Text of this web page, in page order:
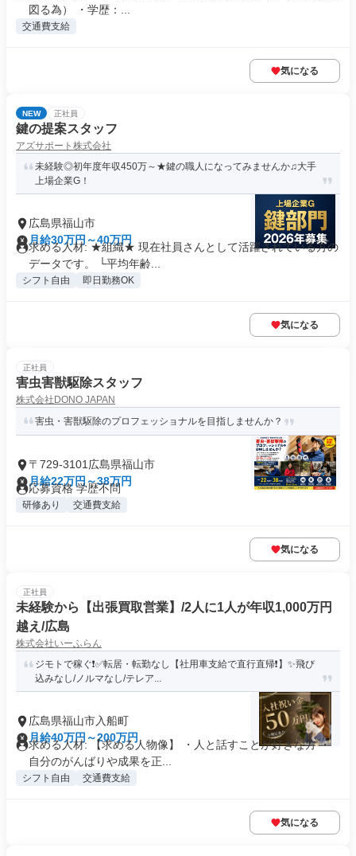
図る為） ・学歴：...
交通費支給
気になる
NEW 正社員
鍵の提案スタッフ
アズサポート株式会社
未経験◎初年度年収450万～★鍵の職人になってみませんか♫大手
上場企業G！
広島県福山市
月給30万円～40万円
求める人材: ★組織★ 現在社員さんとして活躍されている方の
データです。 └平均年齢...
シフト自由 即日勤務OK
気になる
正社員
害虫害獣駆除スタッフ
株式会社DONO JAPAN
害虫・害獣駆除のプロフェッショナルを目指しませんか？
〒729-3101広島県福山市
月給22万円～38万円
応募資格 学歴不問
研修あり 交通費支給
気になる
正社員
未経験から【出張買取営業】/2人に1人が年収1,000万円
越え/広島
株式会社いーふらん
ジモトで稼ぐ❗✅転居・転勤なし【社用車支給で直行直帰❗】✨飛び
込みなし/ノルマなし/テレア...
広島県福山市入船町
月給40万円～200万円
求める人材: 【求める人物像】 ・人と話すことが好きな方 ・
自分のがんばりや成果を正...
シフト自由 交通費支給
気になる